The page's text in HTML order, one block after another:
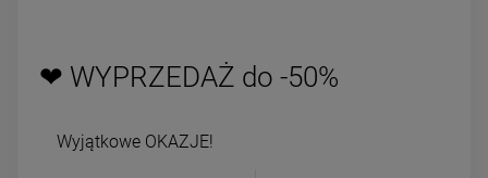
❤ WYPRZEDAŻ do -50%
Wyjątkowe OKAZJE!